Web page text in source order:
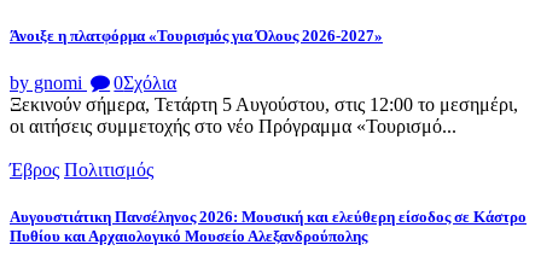
Άνοιξε η πλατφόρμα «Τουρισμός για Όλους 2026-2027»
by gnomi 0Σχόλια
Ξεκινούν σήμερα, Τετάρτη 5 Αυγούστου, στις 12:00 το μεσημέρι,
οι αιτήσεις συμμετοχής στο νέο Πρόγραμμα «Τουρισμό...
Έβρος Πολιτισμός
Αυγουστιάτικη Πανσέληνος 2026: Μουσική και ελεύθερη είσοδος σε Κάστρο
Πυθίου και Αρχαιολογικό Μουσείο Αλεξανδρούπολης